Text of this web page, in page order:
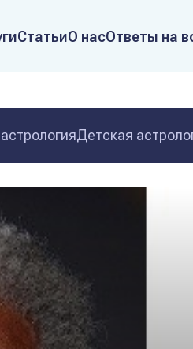
СтатьиО насОтветы на
Детская